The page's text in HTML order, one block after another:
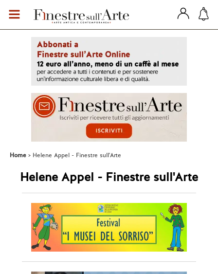
Home Helene Appel - Finestre sull'Arte
Helene Appel - Finestre sull'Arte